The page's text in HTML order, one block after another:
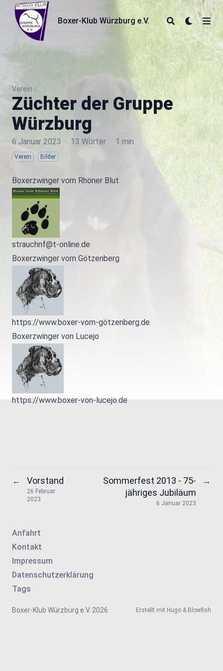
Boxer-Klub Würzburg e.V.
Boxer-Klub Würzburg e.V.
Verein /
Züchter der Gruppe
Würzburg
6 Januar 2023 · 13 Wörter · 1 min
Verein Bilder
Boxerzwinger vom Rhöner Blut
strauchnf@t-online.de
Boxerzwinger vom Götzenberg
https://www.boxer-vom-götzenberg.de
Boxerzwinger von Lucejo
https://www.boxer-von-lucejo.de
← Vorstand
26 Februar
2023
Sommerfest 2013 - 75-
jähriges Jubiläum
6 Januar 2023
→
Anfahrt
Kontakt
Impressum
Datenschutzerklärung
Tags
Boxer-Klub Würzburg e.V. 2026 Erstellt mit Hugo & Blowfish